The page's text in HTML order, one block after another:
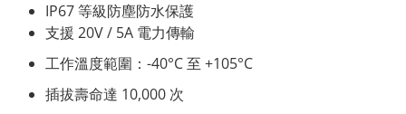
IP67 等級防塵防水保護
支援 20V / 5A 電力傳輸
工作溫度範圍：-40°C 至 +105°C
插拔壽命達 10,000 次